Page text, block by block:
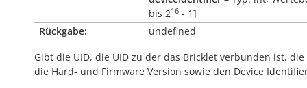
bis 216 - 1]
Rückgabe:
undefined
Gibt die UID, die UID zu der das Bricklet verbunden ist, die
die Hard- und Firmware Version sowie den Device